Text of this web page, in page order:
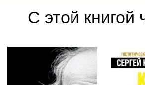
С этой книгой